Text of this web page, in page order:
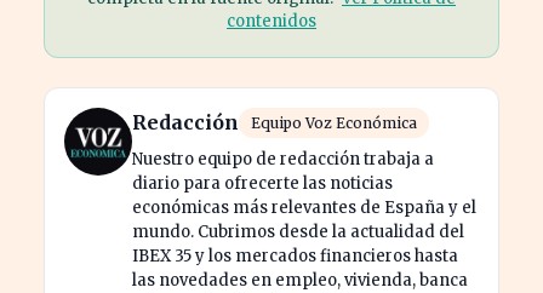
contenidos
Redacción Equipo Voz Económica
Nuestro equipo de redacción trabaja a
diario para ofrecerte las noticias
económicas más relevantes de España y el
mundo. Cubrimos desde la actualidad del
IBEX 35 y los mercados financieros hasta
las novedades en empleo, vivienda, banca